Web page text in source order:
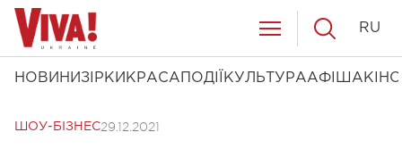
НОВИНИ ЗІРКИ КРАСА ПОДІЇ КУЛЬТУРААФІША КІНО
RU
ШОУ-БІЗНЕС29.12.2021